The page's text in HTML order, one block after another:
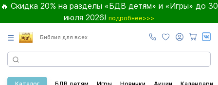
🔥 Скидка 20% на разделы «БДВ детям» и «Игры» до 30
июля 2026! подробнее>>>
☰ Библия для всех